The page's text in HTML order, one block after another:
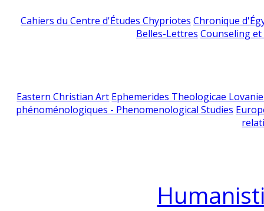
Cahiers du Centre d'Études Chypriotes Chronique
Belles-Lettres Counseling
Eastern Christian Art Ephemerides Theologicae
phénoménologiques - Phenomenological Studies